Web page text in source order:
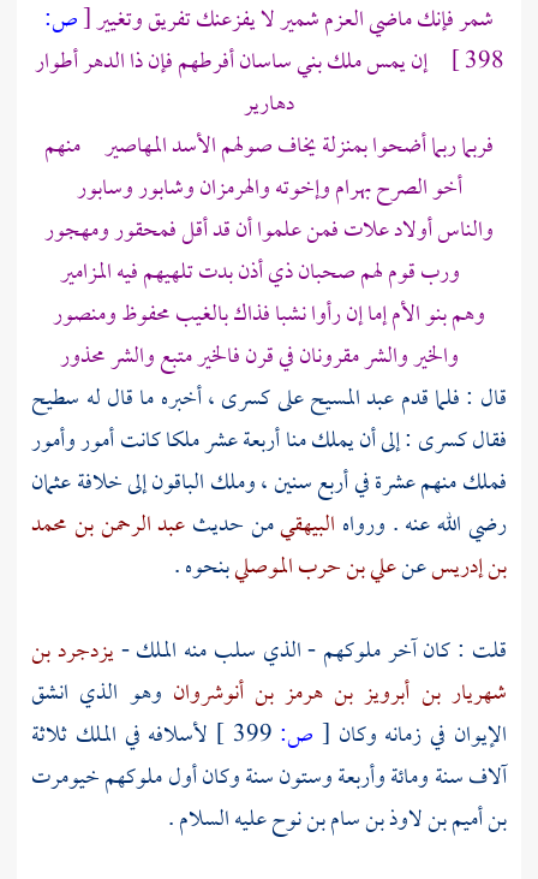
شمر فإنك ماضي العزم شمير لا يفزعنك تفريق وتغيير[ص:
398 ]
إن يمس ملك بني ساسان أفرطهم فإن ذا الدهر أطوار
دهارير
فربما ربما أضحوا بمنزلة يخاف صولهم الأسد المهاصير منهم
أخو الصرح بهرام وإخوته والهرمزان وشابور وسابور
والناس أولاد علات فمن علموا أن قد أقل فمحقور ومهجور
ورب قوم لهم صحبان ذي أذن بدت تلهيهم فيه المزامير
وهم بنو الأم إما إن رأوا نشبا فذاك بالغيب محفوظ ومنصور
والخير والشر مقرونان في قرن فالخير متبع والشر محذور
قال : فلما قدمعبد المسيحعلىكسرى ،أخبره ما قال له سطيح
فقالكسرى : إلى أن يملك منا أربعة عشر ملكا كانت أمور وأمور
فملك منهم عشرة في أربع سنين ، وملك الباقون إلى خلافةعثمان
رضي الله عنه . ورواه البيهقيمن حديثعبد الرحمن بن محمد
بن إدريسعنعلي بن حرب الموصليبنحوه .
قلت : كان آخر ملوكهم - الذي سلب منه الملك -يزدجرد بن
شهريار بن أبرويز بن هرمز بن أنوشروان وهو الذي انشق
الإيوان في زمانه وكان [ ص:
لأسلافه في الملك ثلاثة
آلاف سنة ومائة وأربعة وستون سنة وكان أول ملوكهمخيومرت
بن أميم بن لاوذ بن سام بن نوح عليه السلام .